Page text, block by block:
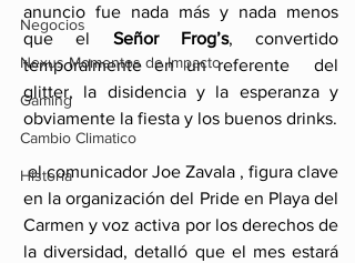
Negocios
Nexus Momentos de Impacto
Gaming
Cambio Climatico
Historia
anuncio fue nada más y nada menos
que el Señor Frog’s, convertido
temporalmente en un referente  del
glitter, la disidencia y la esperanza y
obviamente la fiesta y los buenos drinks.
el comunicador Joe Zavala , figura clave
en la organización del Pride en Playa del
Carmen y voz activa por los derechos de
la diversidad, detalló que el mes estará